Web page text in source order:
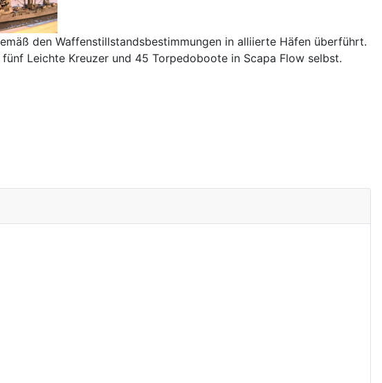
den Waffenstillstandsbestimmungen in alliierte Häfen überführt.
fünf Leichte Kreuzer und 45 Torpedoboote in Scapa Flow selbst.